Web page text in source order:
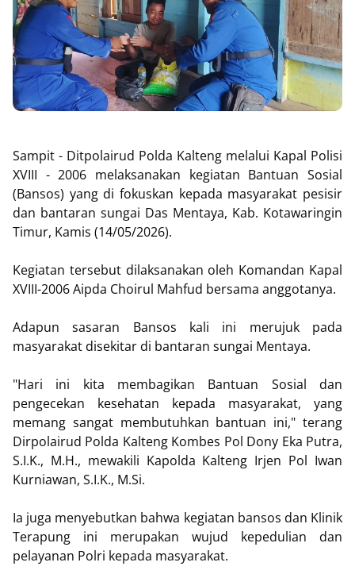
Sampit - Ditpolairud Polda Kalteng melalui Kapal Polisi
XVIII - 2006 melaksanakan kegiatan Bantuan Sosial
(Bansos) yang di fokuskan kepada masyarakat pesisir
dan bantaran sungai Das Mentaya, Kab. Kotawaringin
Timur, Kamis (14/05/2026).
Kegiatan tersebut dilaksanakan oleh Komandan Kapal
XVIII-2006 Aipda Choirul Mahfud bersama anggotanya.
Adapun sasaran Bansos kali ini merujuk pada
masyarakat disekitar di bantaran sungai Mentaya.
"Hari ini kita membagikan Bantuan Sosial dan
pengecekan kesehatan kepada masyarakat, yang
memang sangat membutuhkan bantuan ini," terang
Dirpolairud Polda Kalteng Kombes Pol Dony Eka Putra,
S.I.K., M.H., mewakili Kapolda Kalteng Irjen Pol Iwan
Kurniawan, S.I.K., M.Si.
Ia juga menyebutkan bahwa kegiatan bansos dan Klinik
Terapung ini merupakan wujud kepedulian dan
pelayanan Polri kepada masyarakat.